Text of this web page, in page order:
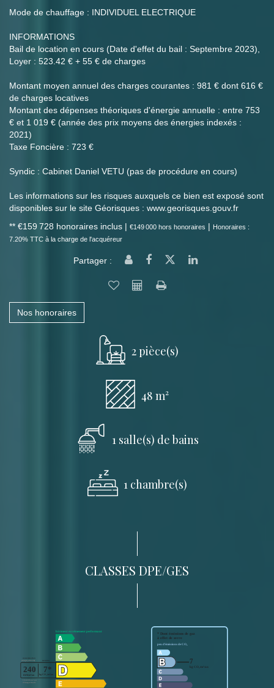
Mode de chauffage : INDIVIDUEL ELECTRIQUE
INFORMATIONS
Bail de location en cours (Date d'effet du bail : Septembre 2023),
Loyer : 523.42 € + 55 € de charges
Montant moyen annuel des charges courantes : 981 € dont 616 €
de charges locatives
Montant des dépenses théoriques d'énergie annuelle : entre 753
€ et 1 019 € (année des prix moyens des énergies indexés :
2021)
Taxe Foncière : 723 €
Syndic : Cabinet Daniel VETU (pas de procédure en cours)
Les informations sur les risques auxquels ce bien est exposé sont
disponibles sur le site Géorisques : www.georisques.gouv.fr
** €159 728 honoraires inclus | €149 000 hors honoraires | Honoraires :
7.20% TTC à la charge de l'acquéreur
Partager :
Nos honoraires
2 pièce(s)
48 m²
1 salle(s) de bains
1 chambre(s)
CLASSES DPE/GES